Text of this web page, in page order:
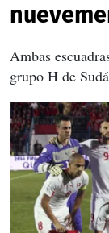
Ambas
grupo H de